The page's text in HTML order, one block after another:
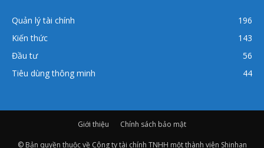
Quản lý tài chính
196
Kiến thức
143
Đầu tư
56
Tiêu dùng thông minh
44
Giới thiệu Chính sách bảo mật
© Bản quyền thuộc về Công ty tài chính TNHH một thành viên Shinhan